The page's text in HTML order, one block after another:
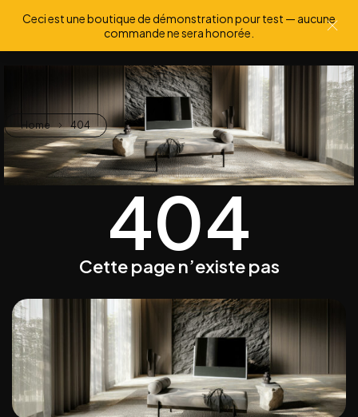
Ceci est une boutique de démonstration pour test — aucune
commande ne sera honorée.
Home 404
404
Cette page n’existe pas